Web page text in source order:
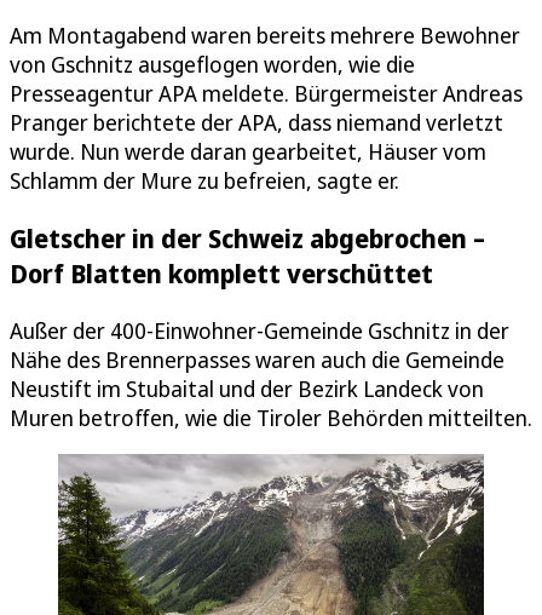
Am Montagabend waren bereits mehrere Bewohner
von Gschnitz ausgeflogen worden, wie die
Presseagentur APA meldete. Bürgermeister Andreas
Pranger berichtete der APA, dass niemand verletzt
wurde. Nun werde daran gearbeitet, Häuser vom
Schlamm der Mure zu befreien, sagte er.
Gletscher in der Schweiz abgebrochen –
Dorf Blatten komplett verschüttet
Außer der 400-Einwohner-Gemeinde Gschnitz in der
Nähe des Brennerpasses waren auch die Gemeinde
Neustift im Stubaital und der Bezirk Landeck von
Muren betroffen, wie die Tiroler Behörden mitteilten.